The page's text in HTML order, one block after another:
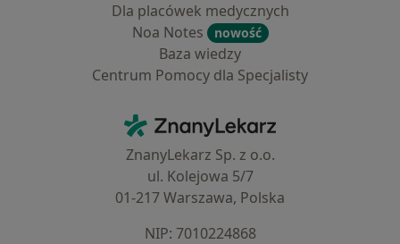
Dla placówek medycznych
Noa Notes
nowość
Baza wiedzy
Centrum Pomocy dla Specjalisty
ZnanyLekarz - Strona główna
ZnanyLekarz Sp. z o.o.
ul. Kolejowa 5/7
01-217 Warszawa, Polska
NIP: ⁠7010224868